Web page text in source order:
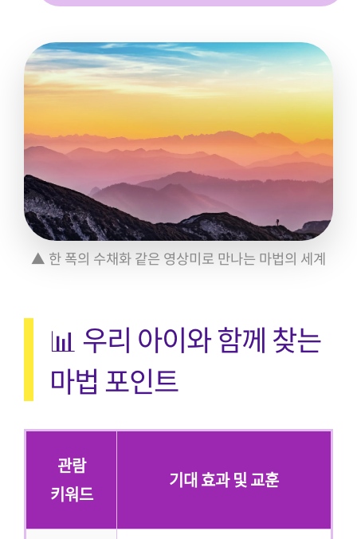
▲ 한 폭의 수채화 같은 영상미로 만나는 마법의 세계
📊 우리 아이와 함께 찾는
마법 포인트
관람
키워드
기대 효과 및 교훈